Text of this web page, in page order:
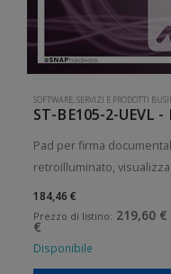
SOFTWARE, SERVIZI E PRODOTTI
Pad per firma documentale Evolis Pad per firme
retroilluminato,
ergonomico extrapiatto,
visualizzazione della
2.
184,46 €
Prezzo di listino: 219,60 €
€
Disponibile